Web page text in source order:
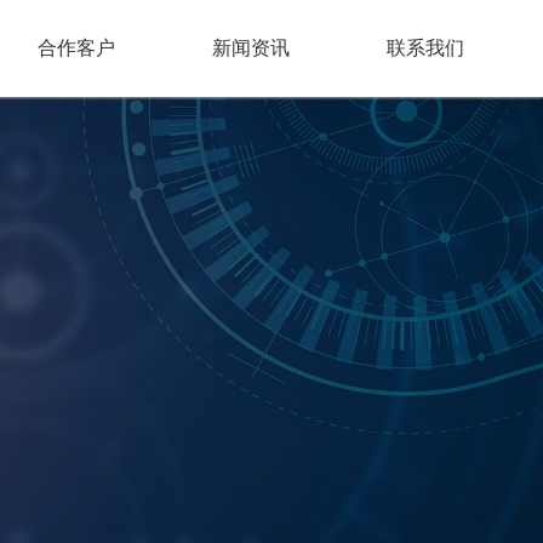
合作客户 新闻资讯 联系我们